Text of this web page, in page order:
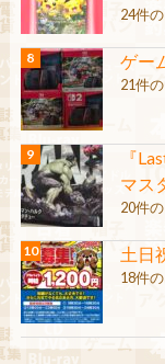
24件
ゲー
21件
『
マスタ
20件
土日
18件